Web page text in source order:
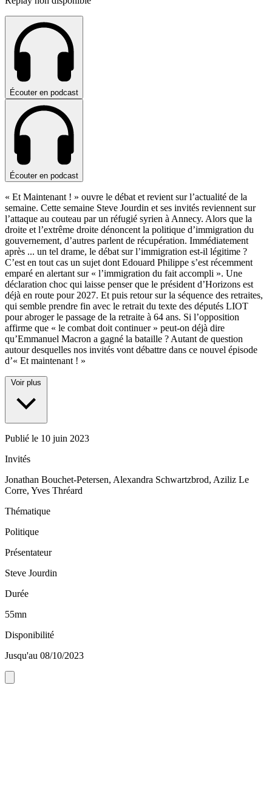
Écouter en podcast
Écouter en podcast
« Et Maintenant ! » ouvre le débat et revient sur l’actualité de la
semaine. Cette semaine Steve Jourdin et ses invités reviennent sur
l’attaque au couteau par un réfugié syrien à Annecy. Alors que la
droite et l’extrême droite dénoncent la politique d’immigration du
gouvernement, d’autres parlent de récupération. Immédiatement
après ... un tel drame, le débat sur l’immigration est-il légitime ?
C’est en tout cas un sujet dont Edouard Philippe s’est récemment
emparé en alertant sur « l’immigration du fait accompli ». Une
déclaration choc qui laisse penser que le président d’Horizons est
déjà en route pour 2027. Et puis retour sur la séquence des retraites,
qui semble prendre fin avec le retrait du texte des députés LIOT
pour abroger le passage de la retraite à 64 ans. Si l’opposition
affirme que « le combat doit continuer » peut-on déjà dire
qu’Emmanuel Macron a gagné la bataille ? Autant de question
autour desquelles nos invités vont débattre dans ce nouvel épisode
d’« Et maintenant ! »
Voir plus
Publié le 10 juin 2023
Invités
Jonathan Bouchet-Petersen, Alexandra Schwartzbrod, Aziliz Le
Corre, Yves Thréard
Thématique
Politique
Présentateur
Steve Jourdin
Durée
55mn
Disponibilité
Jusqu'au 08/10/2023